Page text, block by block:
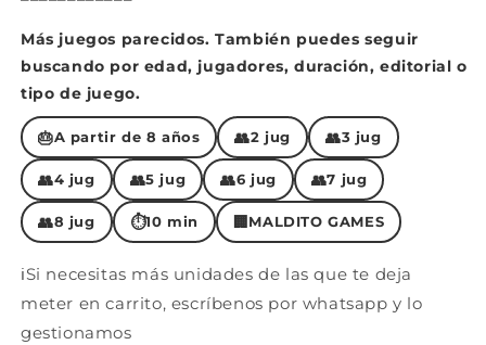
Más juegos parecidos. También puedes seguir
buscando por edad, jugadores, duración, editorial o
tipo de juego.
🎂A partir de 8 años 👥2 jug 👥3 jug
👥4 jug 👥5 jug 👥6 jug 👥7 jug
👥8 jug ⏱10 min 🏢 MALDITO GAMES
ℹ️Si necesitas más unidades de las que te deja
meter en carrito, escríbenos por whatsapp y lo
gestionamos